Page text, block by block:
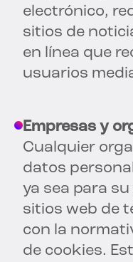
electrónico,
sitios de
en línea que
usuarios
Empresas y
Cualquier
datos
ya sea para
sitios web de
con la
de cookies.